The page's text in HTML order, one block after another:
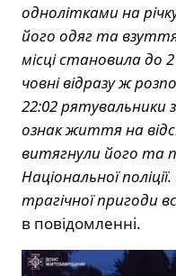
однолітками на
його одяг та
місці становила до
човні відразу ж
22:02 рятувальники
ознак життя на
витягнули його та
Національної
трагічної пригоди
в повідомленні.